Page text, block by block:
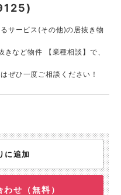
サービス(その他)の居抜き物
など物件 【業種相談】で、
ぜひ一度ご相談ください！
に追加
せ（無料）